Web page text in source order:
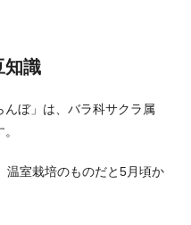
知識
ぼ」は、バラ科サクラ属
温室栽培のものだと5月頃か